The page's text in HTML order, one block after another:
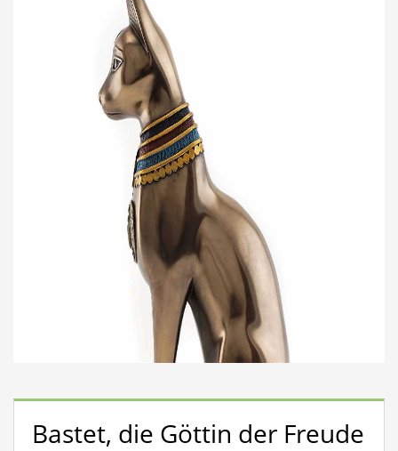
Bastet, die Göttin der Freude